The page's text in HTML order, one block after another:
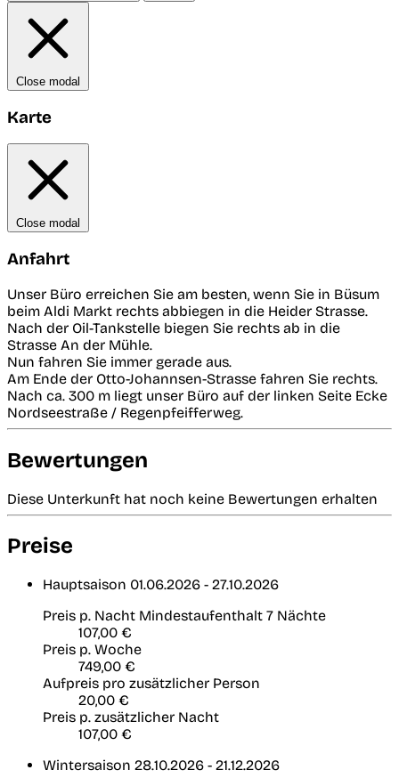
Close modal
Karte
Close modal
Anfahrt
Unser Büro erreichen Sie am besten, wenn Sie in Büsum
beim Aldi Markt rechts abbiegen in die Heider Strasse.
Nach der Oil-Tankstelle biegen Sie rechts ab in die
Strasse An der Mühle.
Nun fahren Sie immer gerade aus.
Am Ende der Otto-Johannsen-Strasse fahren Sie rechts.
Nach ca. 300 m liegt unser Büro auf der linken Seite Ecke
Nordseestraße / Regenpfeifferweg.
Bewertungen
Diese Unterkunft hat noch keine Bewertungen erhalten
Preise
Hauptsaison 01.06.2026 - 27.10.2026
Preis p. Nacht Mindestaufenthalt 7 Nächte
107,00 €
Preis p. Woche
749,00 €
Aufpreis pro zusätzlicher Person
20,00 €
Preis p. zusätzlicher Nacht
107,00 €
Wintersaison 28.10.2026 - 21.12.2026